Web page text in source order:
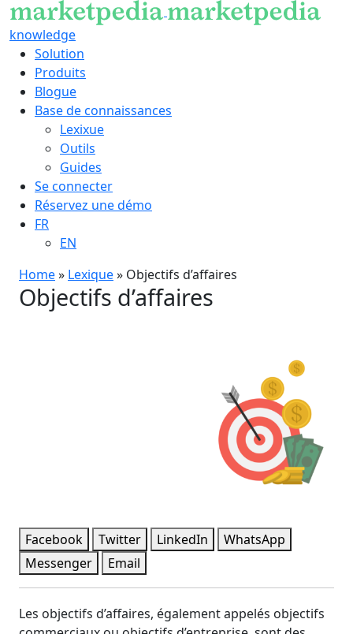
knowledge
Solution
Produits
Blogue
Base de connaissances
Lexixue
Outils
Guides
Se connecter
Réservez une démo
FR
EN
Home» Lexique» Objectifs d’affaires
Objectifs d’affaires
Facebook Twitter LinkedIn
WhatsApp
Messenger
Email
Les objectifs d’affaires, également appelés objectifs